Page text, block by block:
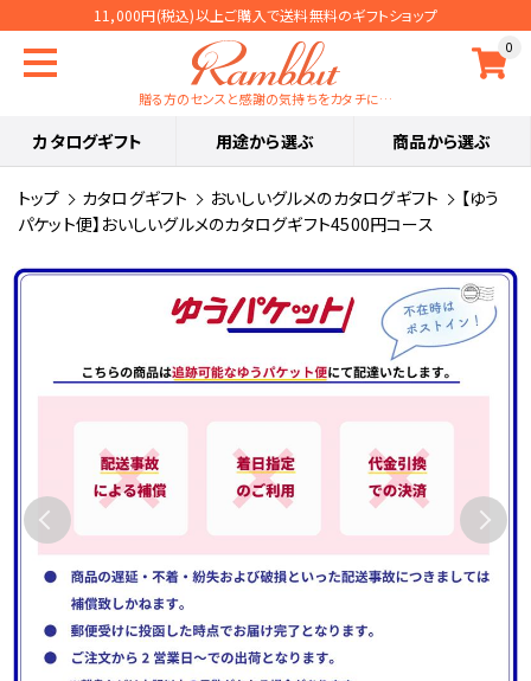
11,000円(税込)以上ご購入で送料無料のギフトショップ
0
贈る方のセンスと感謝の気持ちをカタチに…
カタログギフト 用途から選ぶ 商品から選ぶ
トップ カタログギフト おいしいグルメのカタログギフト
【ゆう
パケット便】おいしいグルメのカタログギフト4500円コース